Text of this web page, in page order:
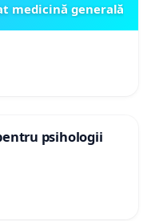
medicină generală
psihologii